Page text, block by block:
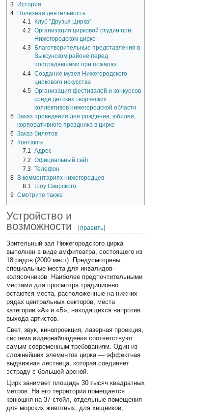
3
История
4
Полезная деятельность
4.1
Клуб "Друзья Цирка"
4.2 Организация цирковой студии при
Нижегородском цирке
4.3
Благотворительные представления в
Выксунском районе перед
пострадавшими при пожарах
4.4 Создание музея Нижегородского
циркового искусства
4.5 Организация фестивалей и конкурсов
среди детских творческих
коллективов нижегородской области
5 Заказ проведения дня рождения, юбилея,
корпоративного праздника в цирке
6
Заказ билетов
7
Контакты
7.1 Адрес
7.2 Официальный сайт
7.3 Телефон
8
В комментариях нижегородцев
8.1
Шоу Свирского
9
Смотрите также
Устройство и
возможности
[править]
Зрительный зал Нижегородского цирка
выполнен в виде амфитеатра, состоящего из
18 рядов (2000 мест). Предусмотрены
специальные места для инвалидов-
колясочников. Наиболее предпочтительными
местами для просмотра традиционно
остаются места, расположенные на нижних
рядах центральных секторов, места
категории «А» и «Б», находящихся напротив
выхода артистов.
Свет, звук, кинопроекция, лазерная проекция,
система видеонаблюдения соответствуют
самым современным требованиям. Один из
сложнейших элементов цирка — эффектная
выдвижная лестница, которая соединяет
эстраду с большой ареной.
Цирк занимает площадь 30 тысяч квадратных
метров. На его территории помещается
конюшня на 37 стойл, отдельные помещения
для морских животных, для хищников,